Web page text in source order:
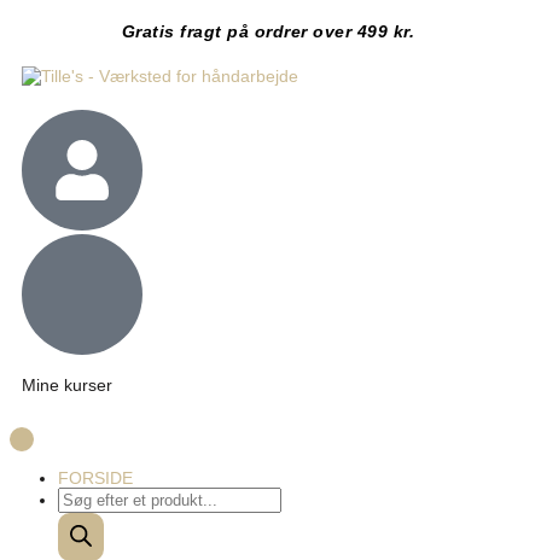
Gratis fragt på ordrer over 499 kr.
Mine kurser
FORSIDE